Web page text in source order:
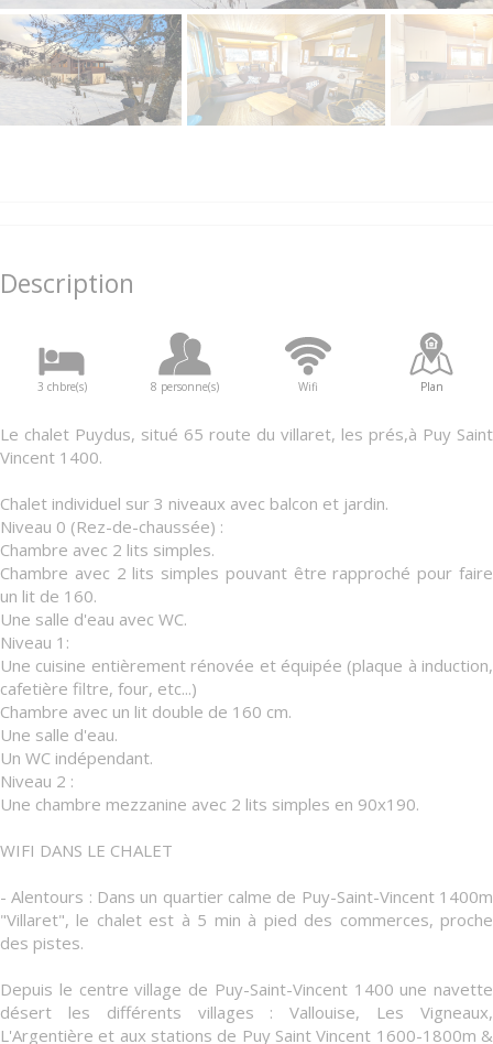
Description
3 chbre(s) 8 personne(s) Wifi Plan
Le chalet Puydus, situé 65 route du villaret, les prés,à Puy Saint
Vincent 1400.
Chalet individuel sur 3 niveaux avec balcon et jardin.
Niveau 0 (Rez-de-chaussée) :
Chambre avec 2 lits simples.
Chambre avec 2 lits simples pouvant être rapproché pour faire
un lit de 160.
Une salle d'eau avec WC.
Niveau 1:
Une cuisine entièrement rénovée et équipée (plaque à induction,
cafetière filtre, four, etc...)
Chambre avec un lit double de 160 cm.
Une salle d'eau.
Un WC indépendant.
Niveau 2 :
Une chambre mezzanine avec 2 lits simples en 90x190.
WIFI DANS LE CHALET
- Alentours : Dans un quartier calme de Puy-Saint-Vincent 1400m
"Villaret", le chalet est à 5 min à pied des commerces, proche
des pistes.
Depuis le centre village de Puy-Saint-Vincent 1400 une navette
désert les différents villages : Vallouise, Les Vigneaux,
L'Argentière et aux stations de Puy Saint Vincent 1600-1800m &